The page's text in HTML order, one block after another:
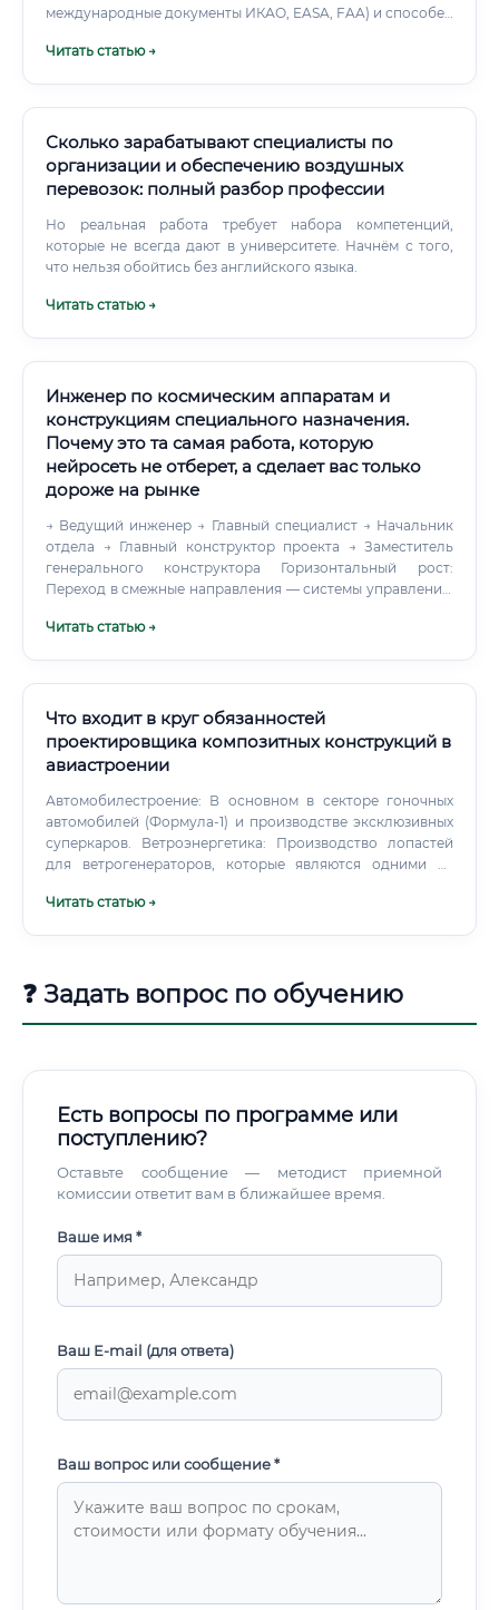
международные документы ИКАО, EASA, FAA) и способен
превратится в катастрофу. Профессия имеет
ответственных и престижных в авиационной отрасли.
Читать статью →
Сколько зарабатывают специалисты по
организации и обеспечению воздушных
перевозок: полный разбор профессии
Но реальная работа требует набора компетенций,
которые не всегда дают в университете. Начнём с того,
что нельзя обойтись без английского языка.
Читать статью →
Инженер по космическим аппаратам и
конструкциям специального назначения.
Почему это та самая работа, которую
нейросеть не отберет, а сделает вас только
дороже на рынке
→ Ведущий инженер → Главный специалист → Начальник
отдела → Главный конструктор проекта → Заместитель
генерального конструктора Горизонтальный рост:
Переход в смежные направления — системы управления,
испытания, военно-техническое сотрудничество,
профессор / директор НИИ. ✅ Наличие учёной степени в
отрасли — реальный карьерный актив, повышающий
должностной оклад на 15–30%.
Читать статью →
Что входит в круг обязанностей
проектировщика композитных конструкций в
авиастроении
Автомобилестроение: В основном в секторе гоночных
автомобилей (Формула-1) и производстве эксклюзивных
суперкаров. Ветроэнергетика: Производство лопастей
для ветрогенераторов, которые являются одними из
Читать статью →
❓ Задать вопрос по обучению
Есть вопросы по программе или
поступлению?
Оставьте сообщение — методист приемной
комиссии ответит вам в ближайшее время.
Ваше имя *
Ваш E-mail (для ответа)
Ваш вопрос или сообщение *